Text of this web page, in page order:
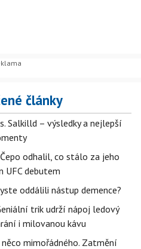
články
Salkilld – výsledky a nejlepší
odhalil, co stálo za jeho
UFC debutem
oddálili nástup demence?
trik udrží nápoj ledový
i milovanou kávu
mimořádného. Zatmění